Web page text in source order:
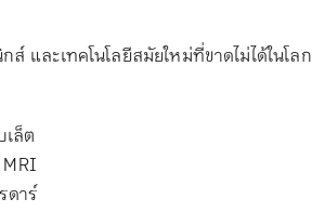
ละเทคโนโลยีสมัยใหม่ที่ขาดไม่ได้ในโลก
ล็ต
ดาร์